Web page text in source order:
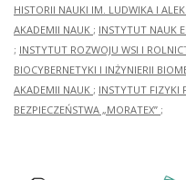
HISTORII NAUKI IM. LUDWIKA I
AKADEMII NAUK ; INSTYTUT NAUK
; INSTYTUT ROZWOJU WSI I
BIOCYBERNETYKI I INŻYNIERII
AKADEMII NAUK ; INSTYTUT FIZYKI
BEZPIECZEŃSTWA „MORATEX” ;